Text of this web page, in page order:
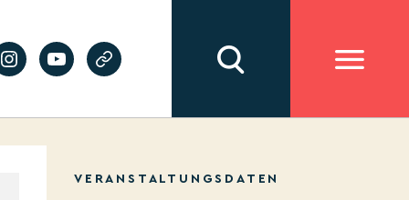
VERANSTALTUNGSDATEN